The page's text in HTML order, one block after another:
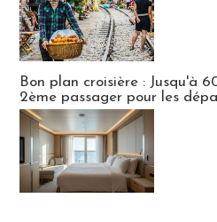
Bon plan croisière : Jusqu'à
2ème passager pour les